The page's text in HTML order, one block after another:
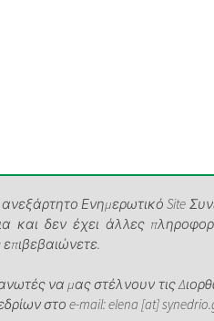
ανεξάρτητο Ενημερωτικό Site
και δεν έχει άλλες
να μας στέλνουν τις
στο e-mail: elena [at]